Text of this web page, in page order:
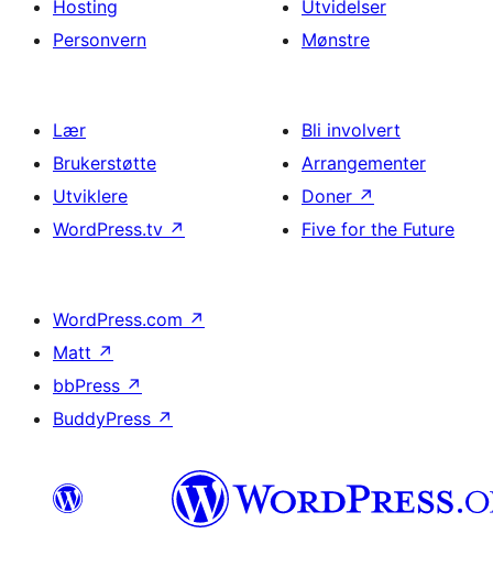
Hosting
Personvern
Utvidelser
Mønstre
Lær
Brukerstøtte
Utviklere
WordPress.tv ↗
Bli involvert
Arrangementer
Doner ↗
Five for the Future
WordPress.com ↗
Matt ↗
bbPress ↗
BuddyPress ↗